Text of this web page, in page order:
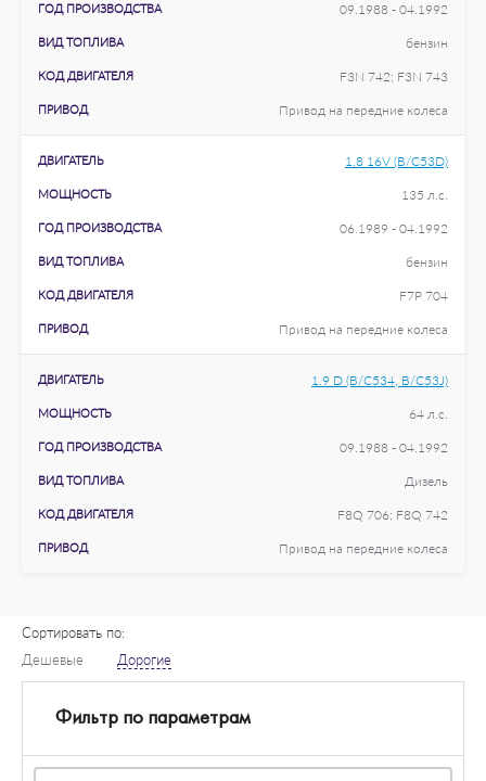
ГОД ПРОИЗВОДСТВА 09.1988 - 04.1992
ВИД ТОПЛИВА бензин
КОД ДВИГАТЕЛЯ F3N 742; F3N 743
ПРИВОД Привод на передние колеса
ДВИГАТЕЛЬ 1.8 16V (B/C53D)
МОЩНОСТЬ 135 л.с.
ГОД ПРОИЗВОДСТВА 06.1989 - 04.1992
ВИД ТОПЛИВА бензин
КОД ДВИГАТЕЛЯ F7P 704
ПРИВОД Привод на передние колеса
ДВИГАТЕЛЬ 1.9 D (B/C534, B/C53J)
МОЩНОСТЬ 64 л.с.
ГОД ПРОИЗВОДСТВА 09.1988 - 04.1992
ВИД ТОПЛИВА Дизель
КОД ДВИГАТЕЛЯ F8Q 706; F8Q 742
ПРИВОД Привод на передние колеса
Сортировать по:
Дешевые
Дорогие
Фильтр по параметрам